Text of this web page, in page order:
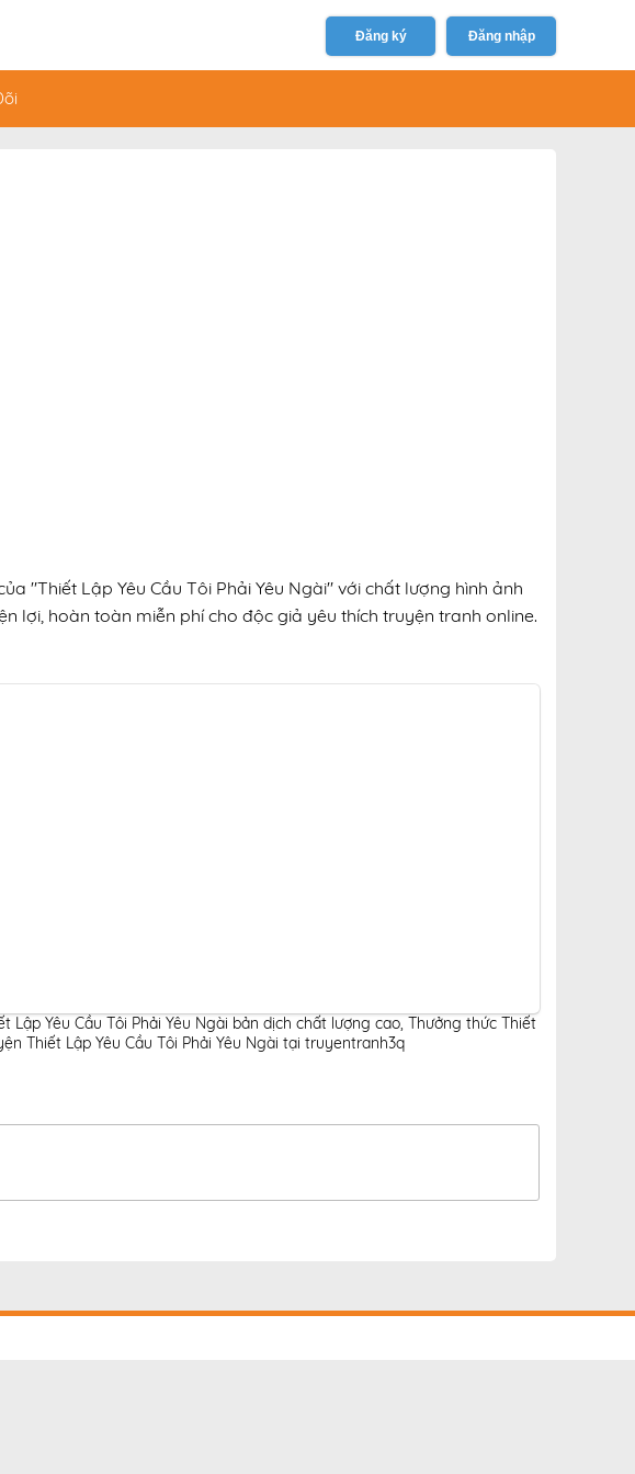
Đăng ký Đăng nhập
"Thiết Lập Yêu Cầu Tôi Phải Yêu Ngài" với chất lượng hình ảnh
lợi, hoàn toàn miễn phí cho độc giả yêu thích truyện tranh online.
Lập Yêu Cầu Tôi Phải Yêu Ngài bản dịch chất lượng cao, Thưởng thức Thiết
Thiết Lập Yêu Cầu Tôi Phải Yêu Ngài tại truyentranh3q